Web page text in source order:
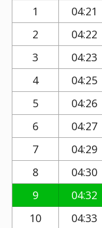
1
04:21
2
04:22
3
04:23
4
04:25
5
04:26
6
04:27
7
04:29
8
04:30
9
04:32
10
04:33